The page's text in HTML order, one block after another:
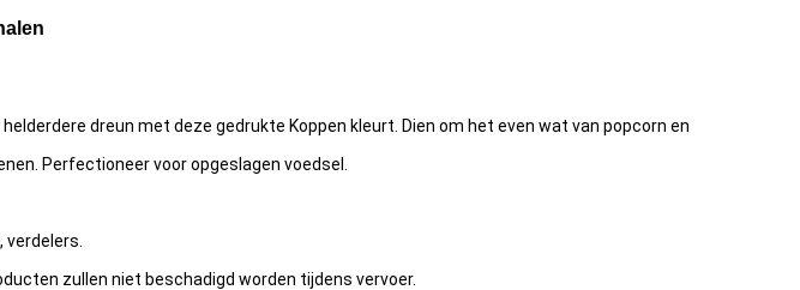
dreun met deze gedrukte Koppen kleurt. Dien om het even wat van popcorn en
Perfectioneer voor opgeslagen voedsel.
zullen niet beschadigd worden tijdens vervoer.